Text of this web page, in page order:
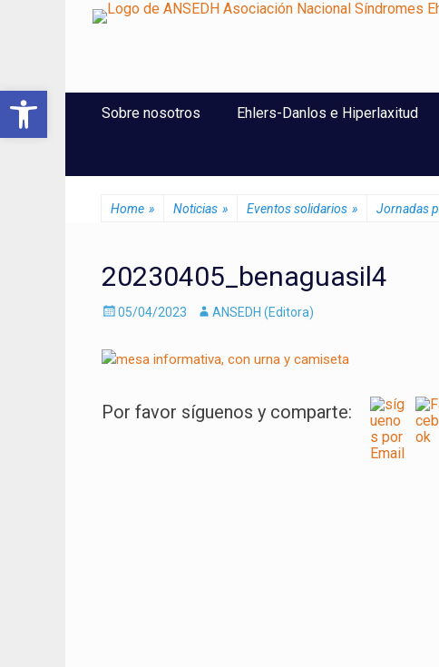
Abrir barra de herramientas
ANSEDH
Asociación Nacional del Síndrome de Ehlers-Danlos e
Menú Principal
Sobre nosotros Ehlers-Danlos e Hiperlaxitud
Home » Noticias » Eventos solidarios » Jornadas
20230405_benaguasil4
Enviado
05/04/2023 AutorANSEDH (Editora)
Por favor síguenos y comparte: